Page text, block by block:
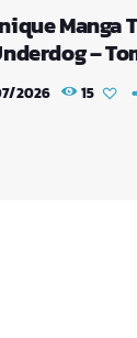
Manga
–
2026 15